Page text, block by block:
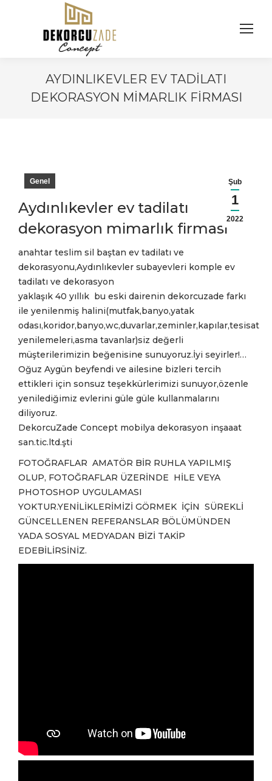
AYDINLIKEVLER EV TADILATI
DEKORASYON MIMARLIK FIRMASI
Şub
1
2022
Genel
Aydınlıkevler ev tadilatı
dekorasyon mimarlık firması
anahtar teslim sil baştan ev tadilatı ve
dekorasyonu,Aydınlıkevler subayevleri komple ev
tadilatı ve dekorasyon
yaklaşık 40 yıllık bu eski dairenin dekorcuzade farkı
ile yenilenmiş halini(mutfak,banyo,yatak
odası,koridor,banyo,wc,duvarlar,zeminler,kapılar,tesisat
yenilemeleri,asma tavanlar)siz değerli
müşterilerimizin beğenisine sunuyoruz.İyi seyirler!…
Oğuz Aygün beyfendi ve ailesine bizleri tercih
ettikleri için sonsuz teşekkürlerimizi sunuyor,özenle
yenilediğimiz evlerini güle güle kullanmalarını
diliyoruz.
DekorcuZade Concept mobilya dekorasyon inşaaat
san.tic.ltd.şti
FOTOĞRAFLAR AMATÖR BİR RUHLA YAPILMIŞ
OLUP, FOTOĞRAFLAR ÜZERİNDE HİLE VEYA
PHOTOSHOP UYGULAMASI
YOKTUR.YENİLİKLERİMİZİ GÖRMEK İÇİN SÜREKLİ
GÜNCELLENEN REFERANSLAR BÖLÜMÜNDEN
YADA SOSYAL MEDYADAN BİZİ TAKİP
EDEBİLİRSİNİZ.